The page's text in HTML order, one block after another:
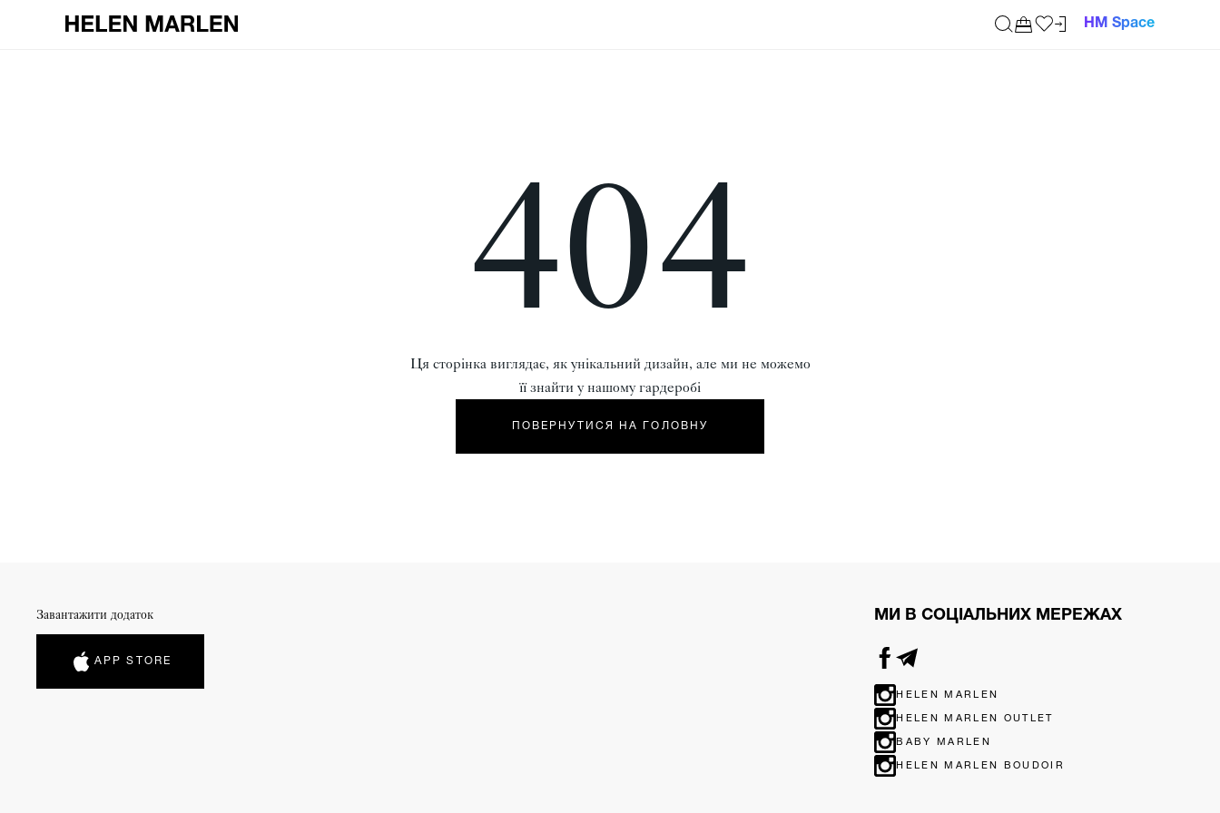
HM Space
404
Ця сторінка виглядає, як унікальний дизайн, але ми не можемо
її знайти у нашому гардеробі
ПОВЕРНУТИСЯ НА ГОЛОВНУ
Завантажити додаток
APP STORE
МИ В СОЦІАЛЬНИХ МЕРЕЖАХ
HELEN MARLEN
HELEN MARLEN OUTLET
BABY MARLEN
HELEN MARLEN BOUDOIR